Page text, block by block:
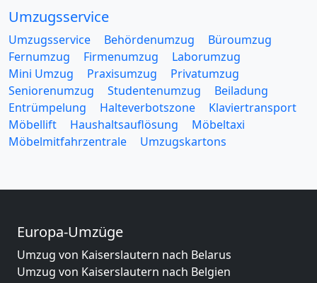
Umzugsservice
Umzugsservice Behördenumzug
Büroumzug
Fernumzug
Firmenumzug
Laborumzug
Mini Umzug
Praxisumzug
Privatumzug
Seniorenumzug
Studentenumzug
Beiladung
Entrümpelung
Halteverbotszone
Klaviertransport
Möbellift
Haushaltsauflösung
Möbeltaxi
Möbelmitfahrzentrale
Umzugskartons
Europa-Umzüge
Umzug von Kaiserslautern nach Belarus
Umzug von Kaiserslautern nach Belgien